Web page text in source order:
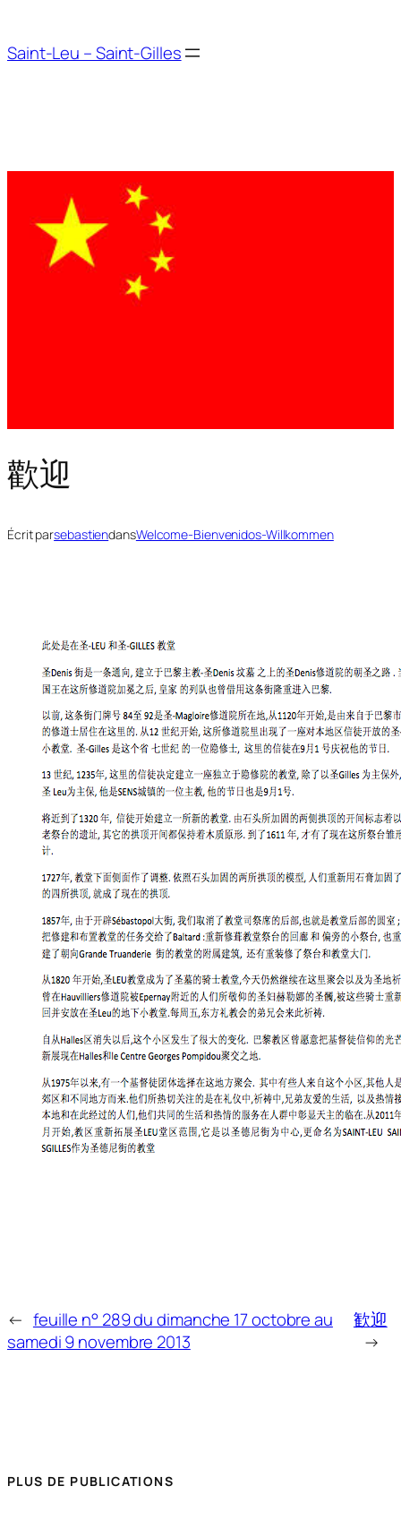
contenu
Saint-Leu – Saint-Gilles
歡迎
Écrit parsebastiendansWelcome-Bienvenidos-Willkommen
← feuille n° 289 du dimanche 17 octobre au
samedi 9 novembre 2013
歓迎
→
PLUS DE PUBLICATIONS